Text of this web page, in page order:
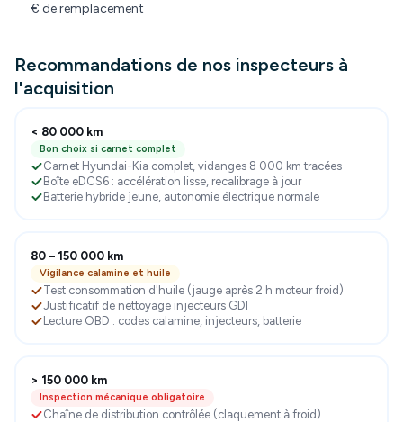
€ de remplacement
Recommandations de nos inspecteurs à
l'acquisition
< 80 000 km
Bon choix si carnet complet
Carnet Hyundai-Kia complet, vidanges 8 000 km tracées
Boîte eDCS6 : accélération lisse, recalibrage à jour
Batterie hybride jeune, autonomie électrique normale
80 – 150 000 km
Vigilance calamine et huile
Test consommation d'huile (jauge après 2 h moteur froid)
Justificatif de nettoyage injecteurs GDI
Lecture OBD : codes calamine, injecteurs, batterie
> 150 000 km
Inspection mécanique obligatoire
Chaîne de distribution contrôlée (claquement à froid)